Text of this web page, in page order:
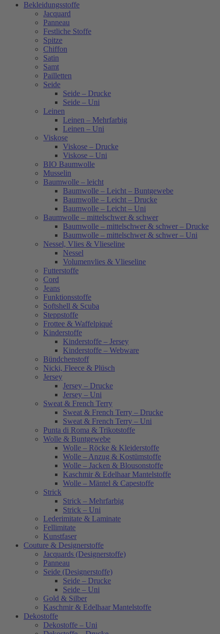
Bekleidungsstoffe
Jacquard
Panneau
Festliche Stoffe
Spitze
Chiffon
Satin
Samt
Pailletten
Seide
Seide – Drucke
Seide – Uni
Leinen
Leinen – Mehrfarbig
Leinen – Uni
Viskose
Viskose – Drucke
Viskose – Uni
BIO Baumwolle
Musselin
Baumwolle – leicht
Baumwolle – Leicht – Buntgewebe
Baumwolle – Leicht – Drucke
Baumwolle – Leicht – Uni
Baumwolle – mittelschwer & schwer
Baumwolle – mittelschwer & schwer – Drucke
Baumwolle – mittelschwer & schwer – Uni
Nessel, Vlies & Vlieseline
Nessel
Volumenvlies & Vlieseline
Futterstoffe
Cord
Jeans
Funktionsstoffe
Softshell & Scuba
Steppstoffe
Frottee & Waffelpiqué
Kinderstoffe
Kinderstoffe – Jersey
Kinderstoffe – Webware
Bündchenstoff
Nicki, Fleece & Plüsch
Jersey
Jersey – Drucke
Jersey – Uni
Sweat & French Terry
Sweat & French Terry – Drucke
Sweat & French Terry – Uni
Punta di Roma & Trikotstoffe
Wolle & Buntgewebe
Wolle – Röcke & Kleiderstoffe
Wolle – Anzug & Kostümstoffe
Wolle – Jacken & Blousonstoffe
Kaschmir & Edelhaar Mantelstoffe
Wolle – Mäntel & Capestoffe
Strick
Strick – Mehrfarbig
Strick – Uni
Lederimitate & Laminate
Fellimitate
Kunstfaser
Couture & Designerstoffe
Jacquards (Designerstoffe)
Panneau
Seide (Designerstoffe)
Seide – Drucke
Seide – Uni
Gold & Silber
Kaschmir & Edelhaar Mantelstoffe
Dekostoffe
Dekostoffe – Uni